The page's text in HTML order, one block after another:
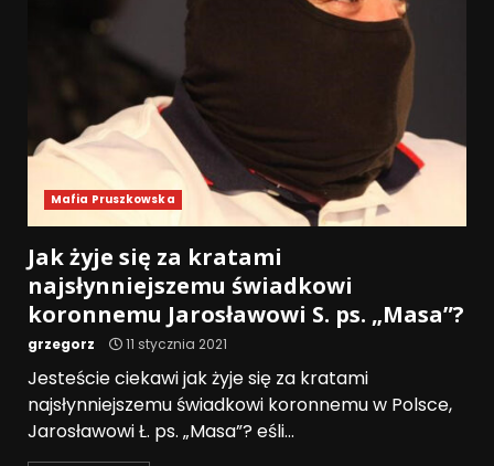
Mafia Pruszkowska
Jak żyje się za kratami
najsłynniejszemu świadkowi
koronnemu Jarosławowi S. ps. „Masa”?
grzegorz 11 stycznia 2021
Jesteście ciekawi jak żyje się za kratami
najsłynniejszemu świadkowi koronnemu w Polsce,
Jarosławowi Ł. ps. „Masa”? eśli...